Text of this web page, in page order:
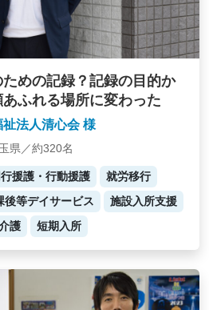
ための記録？記録の目的か
ふれる場所に変わった
祉法人清心会 様
県／約320名
行援護・行動援護
就労移行
後等デイサービス
施設入所支援
護
短期入所